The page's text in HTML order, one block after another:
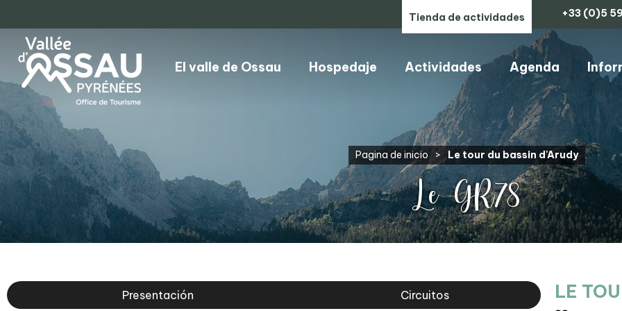
Tienda de actividades +33 (0)5
El valle de Ossau Hospedaje Actividades Agenda
Pagina de inicio > Le tour du bassin d'Arudy
Le GR78
Presentación Circuitos LE